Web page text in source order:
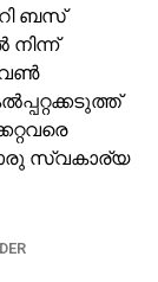
ബസ്
നിന്ന്
സ്വകാര്യ